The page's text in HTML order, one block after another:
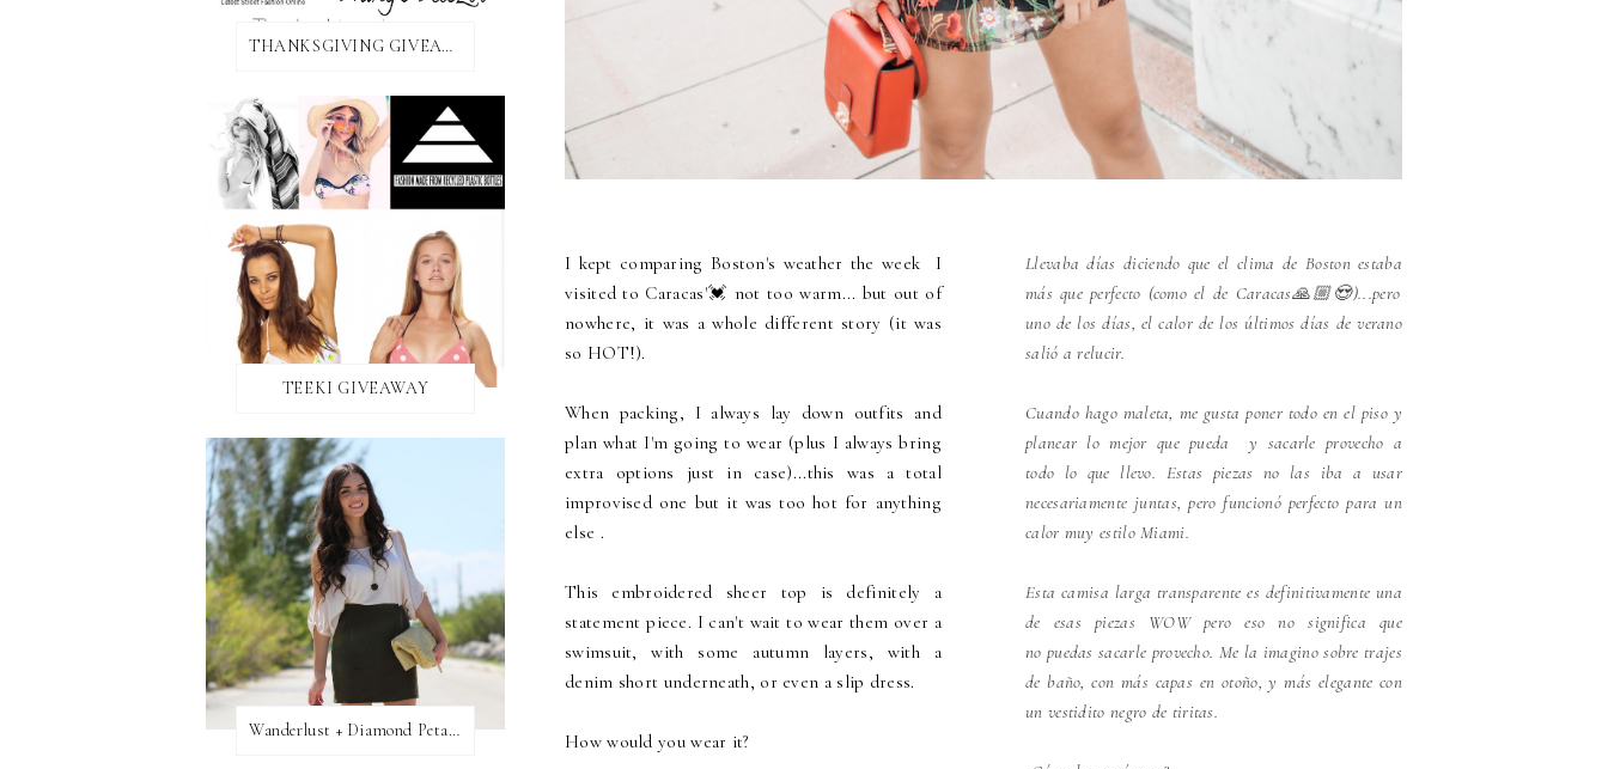
I kept comparing Boston's weather the week I
visited to Caracas'💓 not too warm... but out of
nowhere, it was a whole different story (it was
so HOT!).
When packing, I always lay down outfits and
plan what I'm going to wear (plus I always bring
extra options just in case)...this was a total
improvised one but it was too hot for anything
else .
This embroidered sheer top is definitely a
statement piece. I can't wait to wear them over a
swimsuit, with some autumn layers, with a
denim short underneath, or even a slip dress.
How would you wear it?
Llevaba días diciendo que el clima de Boston estaba
más que perfecto (como el de Caracas🙏🏼😍)...pero
uno de los días, el calor de los últimos días de verano
salió a relucir.
Cuando hago maleta, me gusta poner todo en el piso y
planear lo mejor que pueda y sacarle provecho a
todo lo que llevo. Estas piezas no las iba a usar
necesariamente juntas, pero funcionó perfecto para un
calor muy estilo Miami.
Esta camisa larga transparente es definitivamente una
de esas piezas WOW pero eso no significa que
no puedas sacarle provecho. Me la imagino sobre trajes
de baño, con más capas en otoño, y más elegante con
un vestidito negro de tiritas.
THANKSGIVING GIVEAWAY!
TEEKI GIVEAWAY
Wanderlust + Diamond Petal Giveaway